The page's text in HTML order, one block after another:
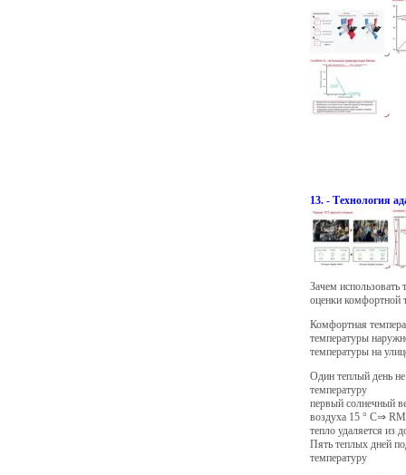
13. - Технология
Зачем использовать
оценки комфортной
Комфортная
температуры
температуры на
Один теплый день
температуру
первый солнечный
воздуха 15 ° C⇒
тепло удаляется из
Пять теплых дней
температуру